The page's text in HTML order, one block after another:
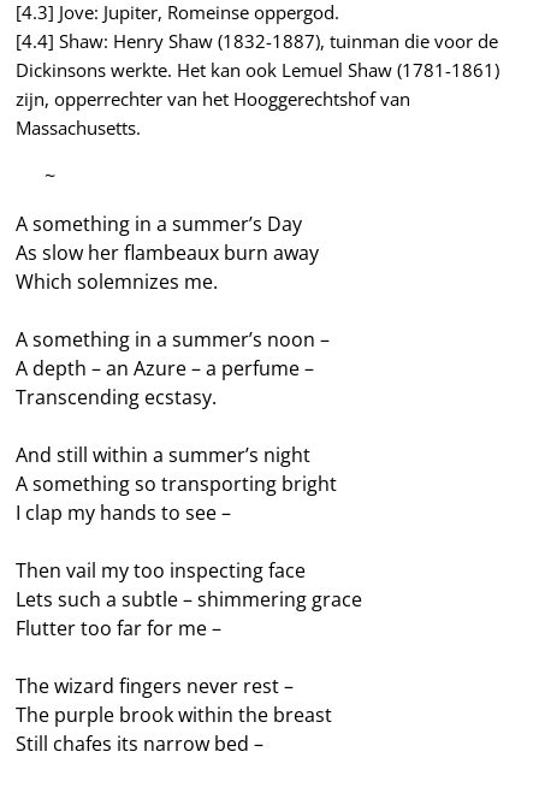
[4.3] Jove: Jupiter, Romeinse oppergod.
[4.4] Shaw: Henry Shaw (1832-1887), tuinman die voor de
Dickinsons werkte. Het kan ook Lemuel Shaw (1781-1861)
zijn, opperrechter van het Hooggerechtshof van
Massachusetts.
—–~
A something in a summer’s Day
As slow her flambeaux burn away
Which solemnizes me.
A something in a summer’s noon –
A depth – an Azure – a perfume –
Transcending ecstasy.
And still within a summer’s night
A something so transporting bright
I clap my hands to see –
Then vail my too inspecting face
Lets such a subtle – shimmering grace
Flutter too far for me –
The wizard fingers never rest –
The purple brook within the breast
Still chafes its narrow bed –